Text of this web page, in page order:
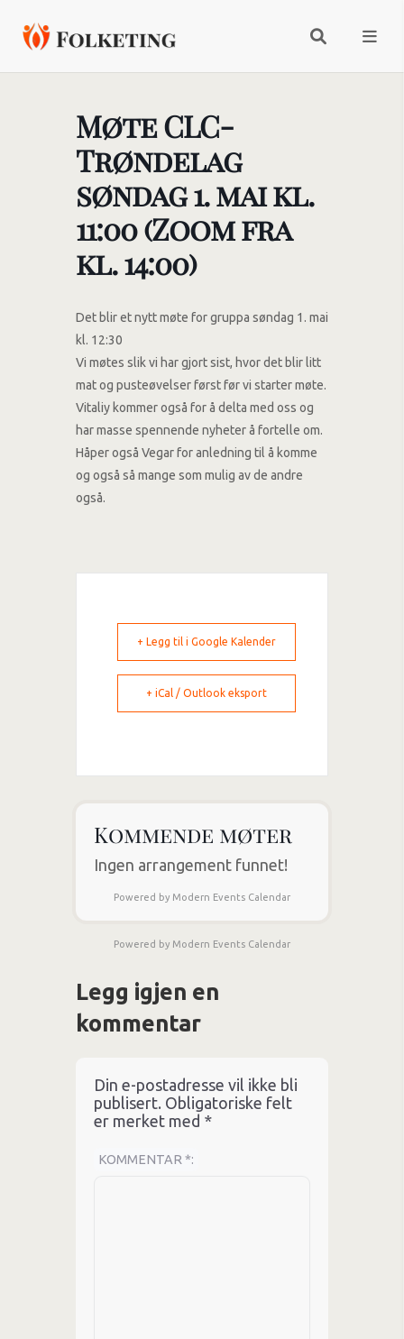
Møte CLC-
Trøndelag
søndag 1. mai kl.
11:00 (Zoom fra
kl. 14:00)
Det blir et nytt møte for gruppa søndag 1. mai
kl. 12:30
Vi møtes slik vi har gjort sist, hvor det blir litt
mat og pusteøvelser først før vi starter møte.
Vitaliy kommer også for å delta med oss og
har masse spennende nyheter å fortelle om.
Håper også Vegar for anledning til å komme
og også så mange som mulig av de andre
også.
+ Legg til i Google Kalender
+ iCal / Outlook eksport
Kommende møter
Ingen arrangement funnet!
Powered by Modern Events Calendar
Powered by Modern Events Calendar
Legg igjen en
kommentar
Din e-postadresse vil ikke bli
publisert. Obligatoriske felt
er merket med *
KOMMENTAR *